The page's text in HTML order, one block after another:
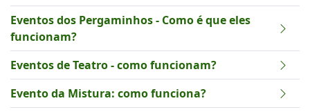
Eventos dos Pergaminhos - Como é que eles
funcionam?
Eventos de Teatro - como funcionam?
Evento da Mistura: como funciona?